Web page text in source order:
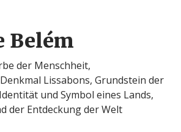
Belém
der Menschheit,
Lissabons, Grundstein der
und Symbol eines Lands,
der Entdeckung der Welt